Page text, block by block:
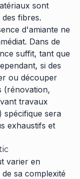
sont
fibres.
d'amiante ne
Dans de
suffit, tant que
si des
ou découper
(rénovation,
travaux
spécifique sera
exhaustifs et
varier en
sa complexité